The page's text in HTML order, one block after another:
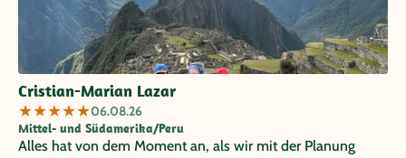
Cristian-Marian Lazar
★★★★★06.08.26
Mittel- und Südamerika/Peru
Alles hat von dem Moment an, als wir mit der Planung